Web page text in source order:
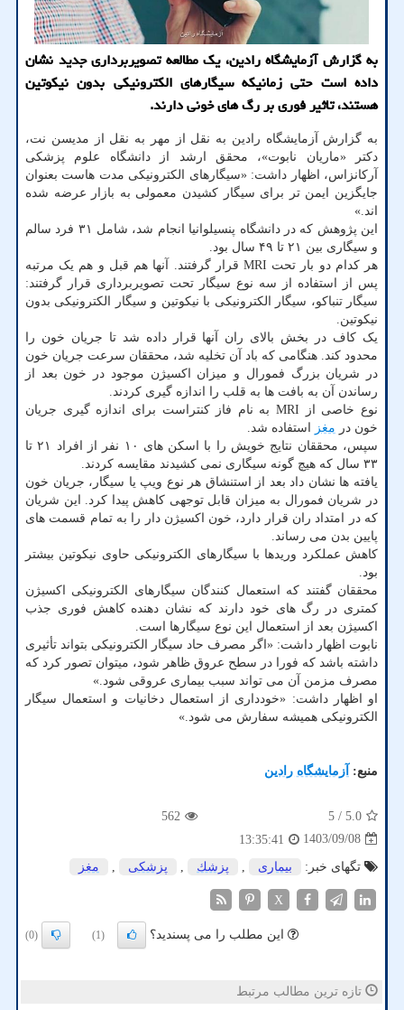
به گزارش آزمایشگاه رادین، یک مطالعه تصویربرداری جدید نشان
داده است حتی زمانیکه سیگارهای الکترونیکی بدون نیکوتین
هستند، تاثیر فوری بر رگ های خونی دارند.
به گزارش آزمایشگاه رادین به نقل از مهر به نقل از مدیسن نت،
دکتر «ماریان نابوت»، محقق ارشد از دانشگاه علوم پزشکی
آرکانزاس، اظهار داشت: «سیگارهای الکترونیکی مدت هاست بعنوان
جایگزین ایمن تر برای سیگار کشیدن معمولی به بازار عرضه شده
اند.»
این پژوهش که در دانشگاه پنسیلوانیا انجام شد، شامل ۳۱ فرد سالم
و سیگاری بین ۲۱ تا ۴۹ سال بود.
هر کدام دو بار تحت MRI قرار گرفتند. آنها هم قبل و هم یک مرتبه
پس از استفاده از سه نوع سیگار تحت تصویربرداری قرار گرفتند:
سیگار تنباکو، سیگار الکترونیکی با نیکوتین و سیگار الکترونیکی بدون
نیکوتین.
یک کاف در بخش بالای ران آنها قرار داده شد تا جریان خون را
محدود کند. هنگامی که باد آن تخلیه شد، محققان سرعت جریان خون
در شریان بزرگ فمورال و میزان اکسیژن موجود در خون بعد از
رساندن آن به بافت ها به قلب را اندازه گیری کردند.
نوع خاصی از MRI به نام فاز کنتراست برای اندازه گیری جریان
خون در مغز
استفاده شد.
سپس، محققان نتایج خویش را با اسکن های ۱۰ نفر از افراد ۲۱ تا
۳۳ سال که هیچ گونه سیگاری نمی کشیدند مقایسه کردند.
یافته ها نشان داد بعد از استنشاق هر نوع ویپ یا سیگار، جریان خون
در شریان فمورال به میزان قابل توجهی کاهش پیدا کرد. این شریان
که در امتداد ران قرار دارد، خون اکسیژن دار را به تمام قسمت های
پایین بدن می رساند.
کاهش عملکرد وریدها با سیگارهای الکترونیکی حاوی نیکوتین بیشتر
بود.
محققان گفتند که استعمال کنندگان سیگارهای الکترونیکی اکسیژن
کمتری در رگ های خود دارند که نشان دهنده کاهش فوری جذب
اکسیژن بعد از استعمال این نوع سیگارها است.
نابوت اظهار داشت: «اگر مصرف حاد سیگار الکترونیکی بتواند تأثیری
داشته باشد که فورا در سطح عروق ظاهر شود، میتوان تصور کرد که
مصرف مزمن آن می تواند سبب بیماری عروقی شود.»
او اظهار داشت: «خودداری از استعمال دخانیات و استعمال سیگار
الکترونیکی همیشه سفارش می شود.»
منبع: آزمایشگاه رادین
5.0
/ 5
562
1403/09/08
13:35:41
تگهای خبر:
بیماری پزشك پزشكی مغز
X
این مطلب را می پسندید؟ (1)
(0)
تازه ترین مطالب مرتبط